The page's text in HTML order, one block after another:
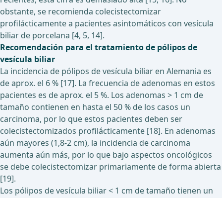
obstante, se recomienda colecistectomizar
profilácticamente a pacientes asintomáticos con vesícula
biliar de porcelana [4, 5, 14].
Recomendación para el tratamiento de pólipos de
vesícula biliar
La incidencia de pólipos de vesícula biliar en Alemania es
de aprox. el 6 % [17]. La frecuencia de adenomas en estos
pacientes es de aprox. el 5 %. Los adenomas > 1 cm de
tamaño contienen en hasta el 50 % de los casos un
carcinoma, por lo que estos pacientes deben ser
colecistectomizados profilácticamente [18]. En adenomas
aún mayores (1,8-2 cm), la incidencia de carcinoma
aumenta aún más, por lo que bajo aspectos oncológicos
se debe colecistectomizar primariamente de forma abierta
[19].
Los pólipos de vesícula biliar < 1 cm de tamaño tienen un